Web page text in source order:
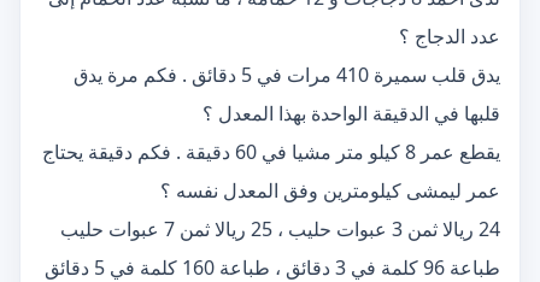
عدد الدجاج ؟
يدق قلب سميرة 410 مرات في 5 دقائق . فكم مرة يدق
قلبها في الدقيقة الواحدة بهذا المعدل ؟
يقطع عمر 8 كيلو متر مشيا في 60 دقيقة . فكم دقيقة يحتاج
عمر ليمشى كيلومترين وفق المعدل نفسه ؟
24 ريالا ثمن 3 عبوات حليب ، 25 ريالا ثمن 7 عبوات حليب
طباعة 96 كلمة في 3 دقائق ، طباعة 160 كلمة في 5 دقائق